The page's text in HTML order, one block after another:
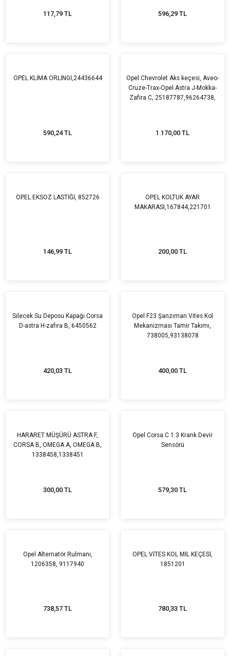
117,79 TL 596,29 TL
OPEL KLİMA ORLİNGİ,24436644
590,24 TL
Opel Chevrolet Aks keçesi, Aveo-
Cruze-Trax-Opel Astra J-Mokka-
Zafira C, 25187787,96264738,
1.170,00 TL
OPEL EKSOZ LASTİĞİ, 852726
146,99 TL
OPEL KOLTUK AYAR
MAKARASI,167844,221701
200,00 TL
Silecek Su Deposu Kapağı Corsa
D-astra H-zafıra B, 6450562
420,03 TL
Opel F23 Şanzıman Vites Kol
Mekanizması Tamir Takımı,
738005,93138078
400,00 TL
HARARET MÜŞÜRÜ ASTRA F,
CORSA B, OMEGA A, OMEGA B,
1338458,1338451
300,00 TL
Opel Corsa C 1.3 Krank Devir
Sensörü
579,30 TL
Opel Alternatör Rulmanı,
1206358, 9117940
738,57 TL
OPEL VİTES KOL MİL KEÇESİ,
1851201
780,33 TL